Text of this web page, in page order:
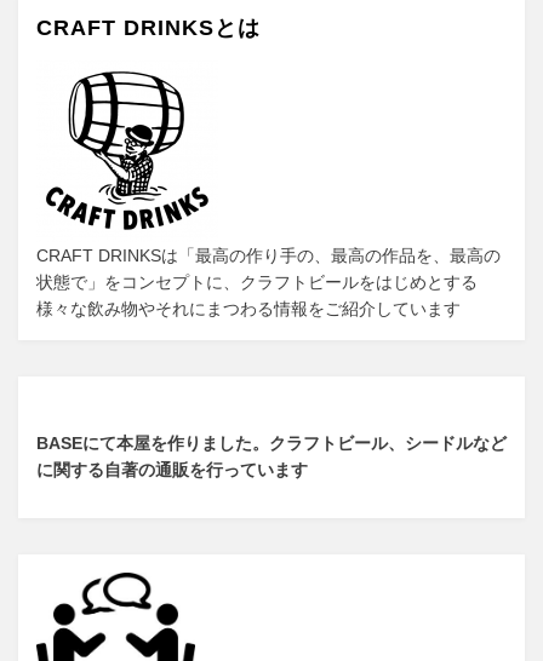
シ
CRAFT DRINKSとは
CRAFT DRINKSは「最高の作り手の、最高の作品を、最高の
状態で」をコンセプトに、クラフトビールをはじめとする
様々な飲み物やそれにまつわる情報をご紹介しています
BASEにて本屋を作りました。クラフトビール、シードルなど
に関する自著の通販を行っています